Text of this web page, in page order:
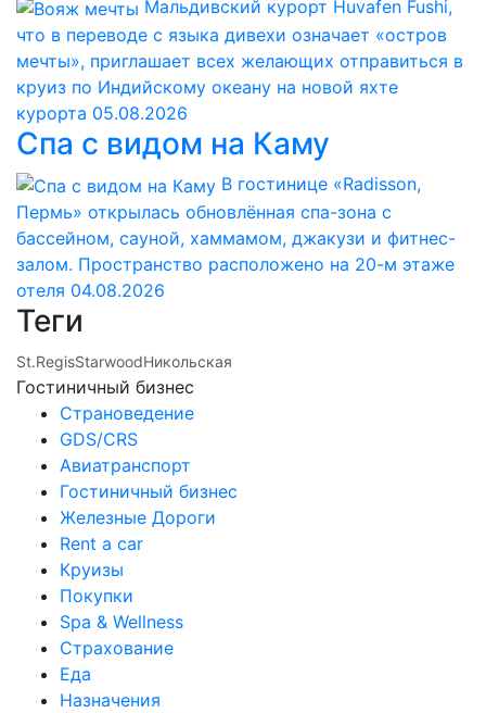
Мальдивский курорт Huvafen Fushi,
что в переводе с языка дивехи означает «остров
мечты», приглашает всех желающих отправиться в
круиз по Индийскому океану на новой яхте
курорта 05.08.2026
Спа с видом на Каму
В гостинице «Radisson,
Пермь» открылась обновлённая спа-зона с
бассейном, сауной, хаммамом, джакузи и фитнес-
залом. Пространство расположено на 20-м этаже
отеля 04.08.2026
Теги
St.RegisStarwoodНикольская
Гостиничный бизнес
Страноведение
GDS/CRS
Авиатранспорт
Гостиничный бизнес
Железные Дороги
Rent a car
Круизы
Покупки
Spa & Wellness
Страхование
Еда
Назначения